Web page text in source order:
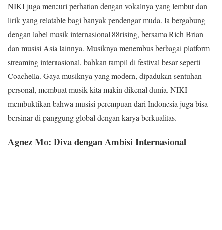
NIKI juga mencuri perhatian dengan vokalnya yang lembut dan
lirik yang relatable bagi banyak pendengar muda. Ia bergabung
dengan label musik internasional 88rising, bersama Rich Brian
dan musisi Asia lainnya. Musiknya menembus berbagai platform
streaming internasional, bahkan tampil di festival besar seperti
Coachella. Gaya musiknya yang modern, dipadukan sentuhan
personal, membuat musik kita makin dikenal dunia. NIKI
membuktikan bahwa musisi perempuan dari Indonesia juga bisa
bersinar di panggung global dengan karya berkualitas.
Agnez Mo: Diva dengan Ambisi Internasional